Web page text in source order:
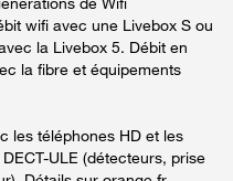
wifi avec une Livebox S ou
la Livebox 5. Débit en
la fibre et équipements
les téléphones HD et les
ULE (détecteurs, prise